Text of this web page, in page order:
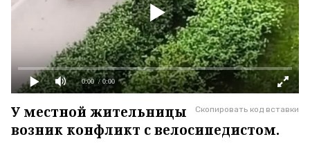
0:00 / 0:00
Скопировать код вставки
У местной жительницы
возник конфликт с велосипедистом.